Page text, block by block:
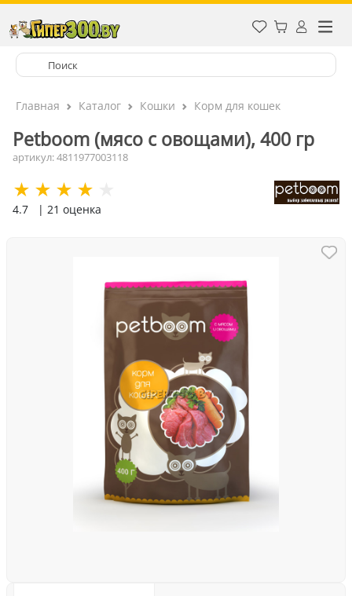
Главная Каталог Кошки Корм для кошек
Petboom (мясо с овощами), 400 гр
артикул: 4811977003118
4.7 | 21 оценка